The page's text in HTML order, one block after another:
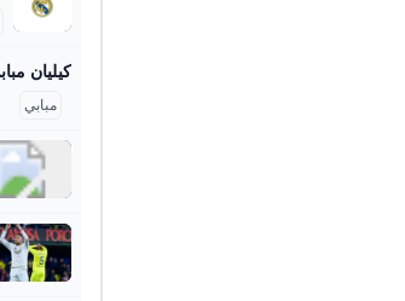
مبابي